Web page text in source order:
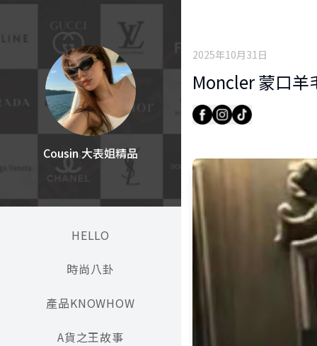
Cousin 大表姐精品
HELLO
時尚八卦
產品KNOWHOW
A貨之王故事
2025年10月31日
Moncler 蒙口羊